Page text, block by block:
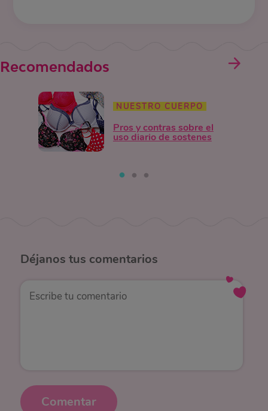
Recomendados
NUESTRO CUERPO
Pros y contras sobre el
uso diario de sostenes
Déjanos tus comentarios
Comentar